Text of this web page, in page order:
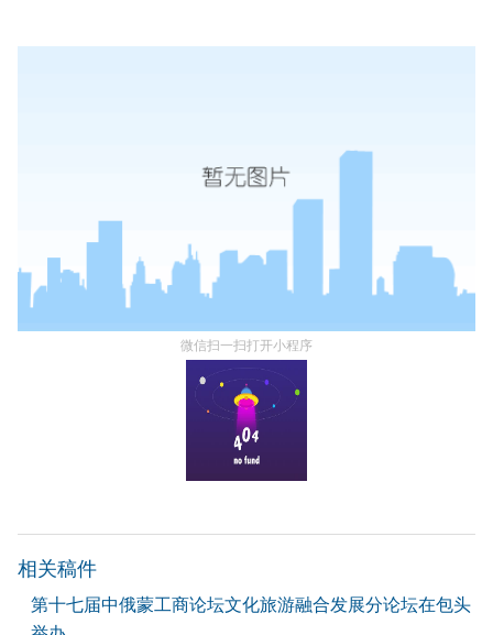
微信扫一扫打开小程序
相关稿件
第十七届中俄蒙工商论坛文化旅游融合发展分论坛在包头